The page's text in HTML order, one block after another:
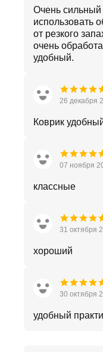
Очень сильный
использовать
от резкого
очень
удобный.
26 декабря
Коврик
07 ноября
классные
31 октября
хороший
30 октября
удобный